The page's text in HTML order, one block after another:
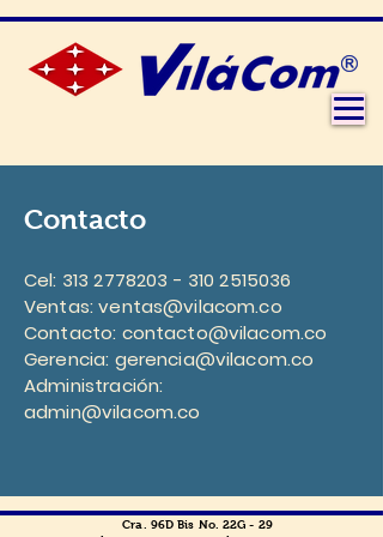
Contacto
Cel: 313 2778203 - 310 2515036
Ventas:ventas@vilacom.co
Contacto: contacto@vilacom.co
Gerencia: gerencia@vilacom.co
Administración:
admin@vilacom.co
Cra. 96D Bis No. 22G - 29